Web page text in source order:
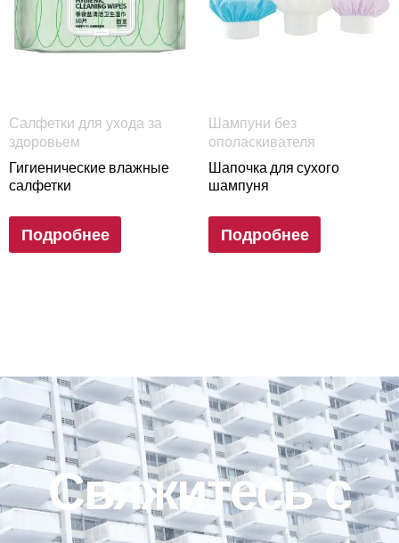
Салфетки для ухода за
здоровьем
Гигиенические влажные
салфетки
Подробнее
Шампуни без
ополаскивателя
Шапочка для сухого
шампуня
Подробнее
Свяжитесь с